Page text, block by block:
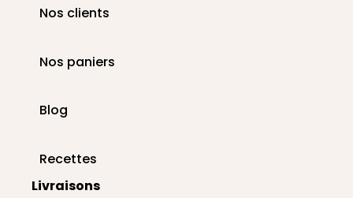
Nos clients
Nos paniers
Blog
Recettes
Livraisons